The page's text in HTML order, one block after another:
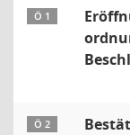
Ö 1
Ö 2